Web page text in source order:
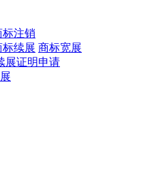
标注销
标续展 商标宽展
展证明申请